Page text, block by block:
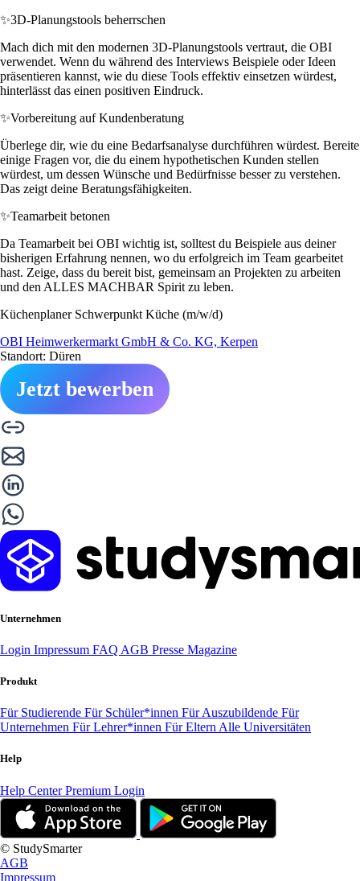
✨3D-Planungstools beherrschen
Mach dich mit den modernen 3D-Planungstools vertraut, die OBI
verwendet. Wenn du während des Interviews Beispiele oder Ideen
präsentieren kannst, wie du diese Tools effektiv einsetzen würdest,
hinterlässt das einen positiven Eindruck.
✨Vorbereitung auf Kundenberatung
Überlege dir, wie du eine Bedarfsanalyse durchführen würdest. Bereite
einige Fragen vor, die du einem hypothetischen Kunden stellen
würdest, um dessen Wünsche und Bedürfnisse besser zu verstehen.
Das zeigt deine Beratungsfähigkeiten.
✨Teamarbeit betonen
Da Teamarbeit bei OBI wichtig ist, solltest du Beispiele aus deiner
bisherigen Erfahrung nennen, wo du erfolgreich im Team gearbeitet
hast. Zeige, dass du bereit bist, gemeinsam an Projekten zu arbeiten
und den ALLES MACHBAR Spirit zu leben.
Küchenplaner Schwerpunkt Küche (m/w/d)
OBI Heimwerkermarkt GmbH & Co. KG, Kerpen
Standort: Düren
Jetzt bewerben
Unternehmen
Login Impressum FAQ AGB Presse Magazine
Produkt
Für Studierende Für Schüler*innen Für Auszubildende Für
Unternehmen Für Lehrer*innen Für Eltern Alle Universitäten
Help
Help CenterPremium Login
© StudySmarter
AGB
Impressum